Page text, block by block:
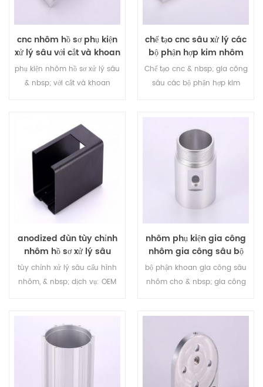
cnc nhôm hồ sơ phụ kiện
xử lý sâu với cắt và khoan
chính xác
phụ kiện nhôm hồ sơ xử lý sâu
& nbsp; với cắt và khoan
chế tạo cnc sâu xử lý các
bộ phận hợp kim nhôm
Chế tạo cnc & nbsp; gia công
sâu các bộ phận hợp kim
anodized đùn tùy chỉnh
nhôm hồ sơ xử lý sâu
tùy chỉnh xử lý sâu cấu hình
nhôm, & nbsp; dịch vụ: OEM
nhôm phụ kiện gia công
nhôm gia công sâu bộ
phận khoan
bộ phận khoan gia công sâu
nhôm cho & nbsp; gia công